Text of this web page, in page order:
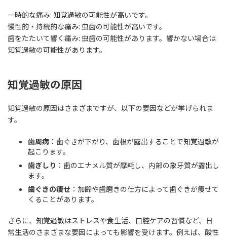
一時的な痛み: 知覚過敏の可能性が高いです。
慢性的・持続的な痛み: 虫歯の可能性が高いです。
歯をたたいて響く痛み: 虫歯の可能性があります。響かない場合は
知覚過敏の可能性があります。
知覚過敏の原因
知覚過敏の原因はさまざまですが、以下の要因などが挙げられま
す。
歯周病 ：歯ぐきが下がり、歯根が露出することで知覚過敏が
起こります。
歯ぎしり ：歯のエナメル質が摩耗し、内部の象牙質が露出し
ます。
歯ぐきの痩せ ：加齢や歯磨きの仕方によって歯ぐきが痩せて
くることがあります。
さらに、知覚過敏はストレスや食生活、口腔ケアの習慣など、日
常生活のさまざまな要因によっても影響を受けます。例えば、酸性